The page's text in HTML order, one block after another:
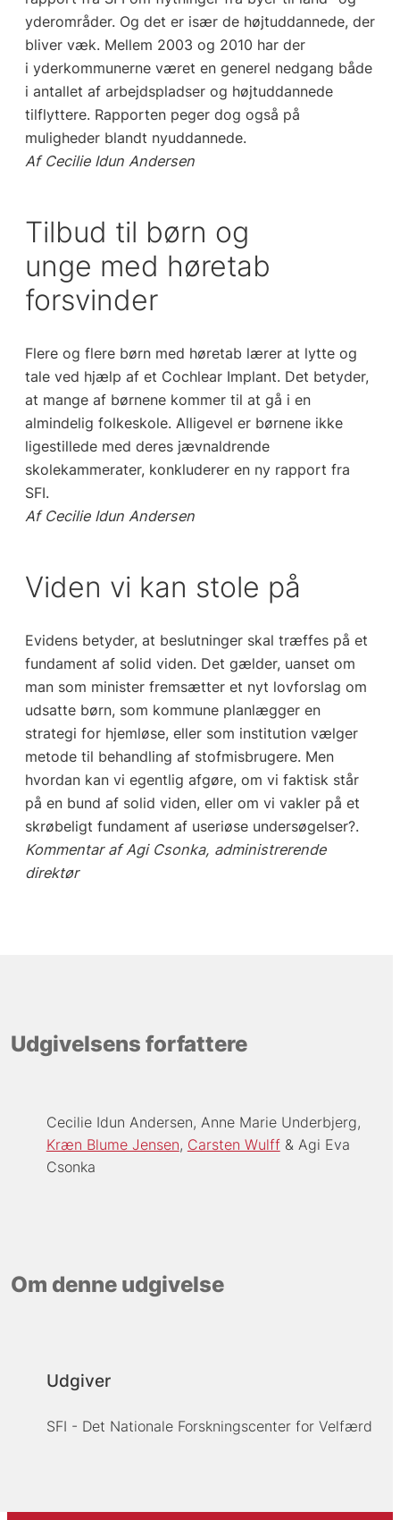
yderområder. Og det er især de højtuddannede, der
bliver væk. Mellem 2003 og 2010 har der
i yderkommunerne været en generel nedgang både
i antallet af arbejdspladser og højtuddannede
tilflyttere. Rapporten peger dog også på
muligheder blandt nyuddannede.
Af Cecilie Idun Andersen
Tilbud til børn og
unge med høretab
forsvinder
Flere og flere børn med høretab lærer at lytte og
tale ved hjælp af et Cochlear Implant. Det betyder,
at mange af børnene kommer til at gå i en
almindelig folkeskole. Alligevel er børnene ikke
ligestillede med deres jævnaldrende
skolekammerater, konkluderer en ny rapport fra
SFI.
Af Cecilie Idun Andersen
Viden vi kan stole på
Evidens betyder, at beslutninger skal træffes på et
fundament af solid viden. Det gælder, uanset om
man som minister fremsætter et nyt lovforslag om
udsatte børn, som kommune planlægger en
strategi for hjemløse, eller som institution vælger
metode til behandling af stofmisbrugere. Men
hvordan kan vi egentlig afgøre, om vi faktisk står
på en bund af solid viden, eller om vi vakler på et
skrøbeligt fundament af useriøse undersøgelser?.
Kommentar af Agi Csonka, administrerende
direktør
Udgivelsens forfattere
Cecilie Idun Andersen Anne Marie Underbjerg
Kræn Blume Jensen Carsten Wulff
Agi Eva
Csonka
Om denne udgivelse
Udgiver
SFI - Det Nationale Forskningscenter for Velfærd